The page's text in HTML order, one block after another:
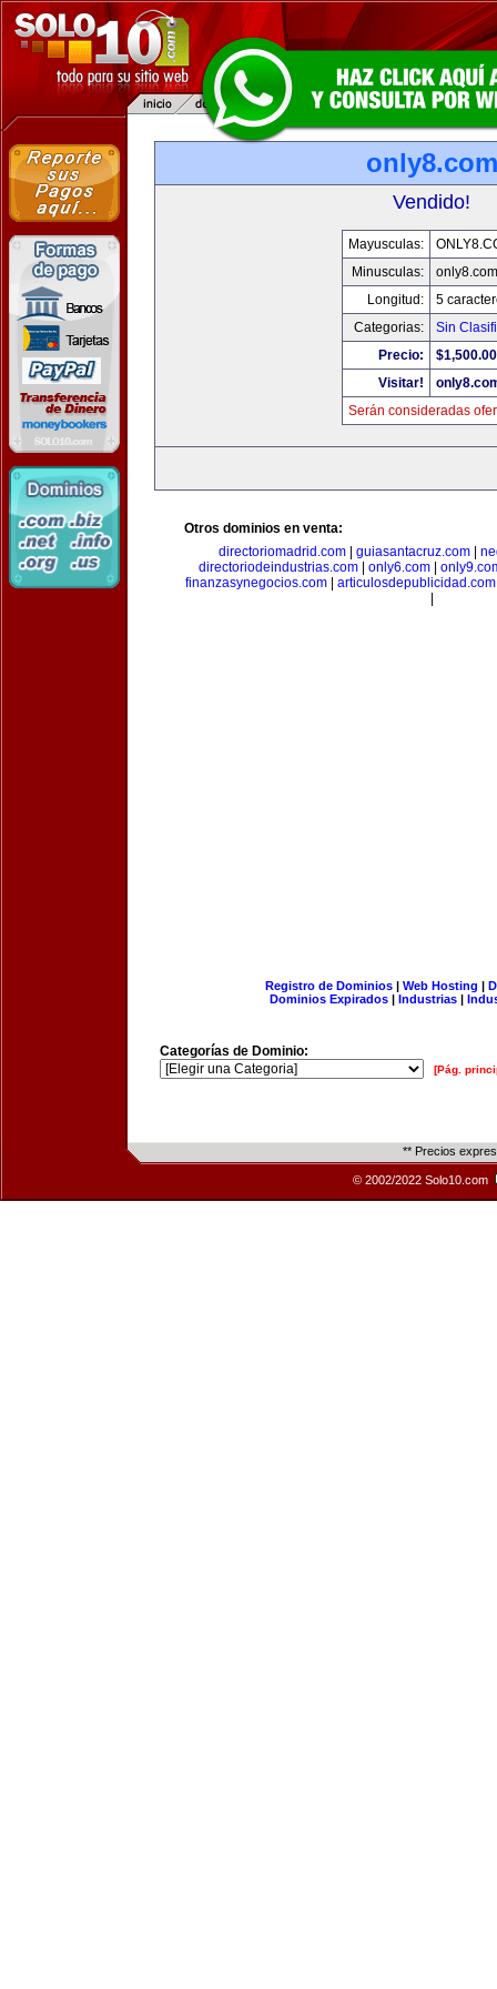
only8.com
Vendido!
Mayusculas:
Minusculas:
only8.com
Longitud:
5
Categorias:
Sin
Precio:
$1,500.00
Visitar!
Serán consideradas
Otros dominios en venta:
directoriomadrid.com| guiasantacruz.com|
directoriodeindustrias.com| only6.com|
finanzasynegocios.com| articulosdepublicidad.com
Registro de Dominios| Web Hosting |
Dominios Expirados | Industrias |
Categorías de Dominio:
[Pág.
** Precios
© 2002/2022 Solo10.com